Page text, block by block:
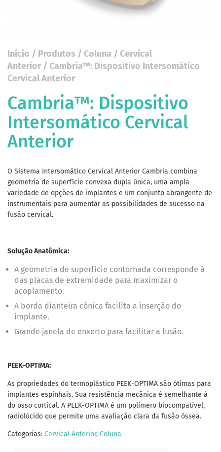
Início / Produtos / Coluna / Cervical
Anterior / Cambria™: Dispositivo Intersomático
Cervical Anterior
Cambria™: Dispositivo
Intersomático Cervical
Anterior
O Sistema Intersomático Cervical Anterior Cambria combina
geometria de superfície convexa dupla única, uma ampla
variedade de opções de implantes e um conjunto abrangente de
instrumentais para aumentar as possibilidades de sucesso na
fusão cervical.
Solução Anatômica:
A geometria de superfície contornada corresponde à
das placas de extremidade para maximizar o
acoplamento.
A borda dianteira cônica facilita a inserção do
implante.
Grande janela de enxerto para facilitar a fusão.
PEEK-OPTIMA:
As propriedades do termoplástico PEEK-OPTIMA são ótimas para
implantes espinhais. Sua resistência mecânica é semelhante à
do osso cortical. A PEEK-OPTIMA é um polímero biocompatível,
radiolúcido que permite uma avaliação clara da fusão óssea.
Categorias: Cervical Anterior, Coluna